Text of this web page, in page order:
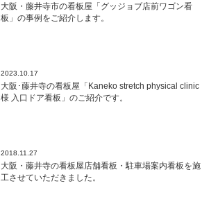
大阪・藤井寺市の看板屋「グッジョブ店前ワゴン看
板」の事例をご紹介します。
2023.10.17
大阪･藤井寺の看板屋「Kaneko stretch physical clinic
様 入口ドア看板」のご紹介です。
2018.11.27
大阪・藤井寺の看板屋店舗看板・駐車場案内看板を施
工させていただきました。